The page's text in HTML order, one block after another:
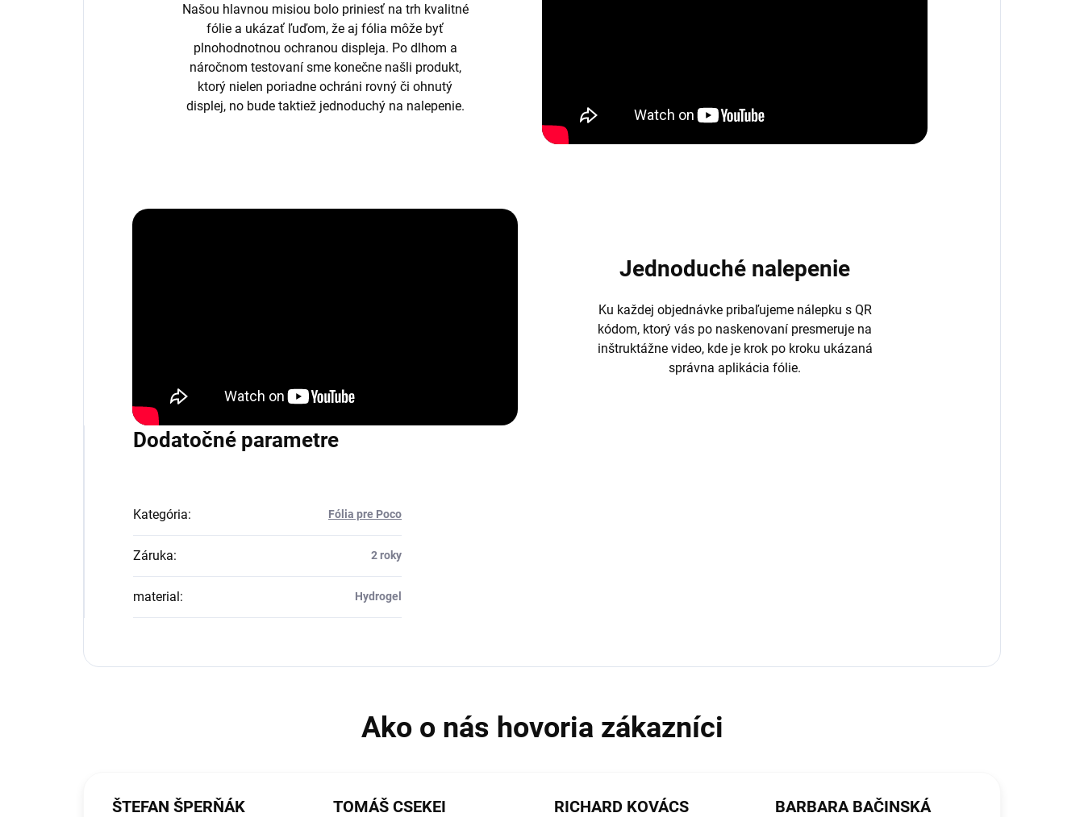
Našou hlavnou misiou bolo priniesť na trh kvalitné
fólie a ukázať ľuďom, že aj fólia môže byť
plnohodnotnou ochranou displeja. Po dlhom a
náročnom testovaní sme konečne našli produkt,
ktorý nielen poriadne ochráni rovný či ohnutý
displej, no bude taktiež jednoduchý na nalepenie.
Jednoduché nalepenie
Ku každej objednávke pribaľujeme nálepku s QR
kódom, ktorý vás po naskenovaní presmeruje na
inštruktážne video, kde je krok po kroku ukázaná
správna aplikácia fólie.
Dodatočné parametre
Kategória: Fólia pre Poco
Záruka: 2 roky
material : Hydrogel
ŠTEFAN ŠPERŇÁK TOMÁŠ CSEKEI RICHARD KOVÁCS BARBARA BAČINSKÁ